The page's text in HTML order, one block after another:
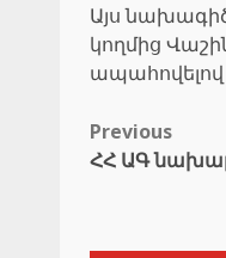
Այս
կողմից
Post
Previous
ՀՀ ԱԳ